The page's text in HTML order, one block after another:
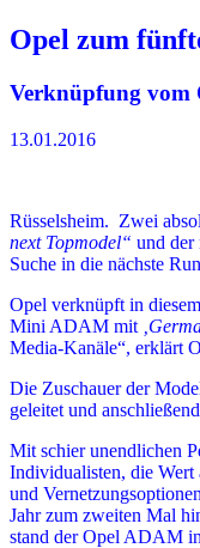
Opel zum
Verknüpfung vom
13.01.2016
Rüsselsheim. Zwei
next Topmodel“ und der
Suche in die nächste
Opel verknüpft in
Mini ADAM mit
Media-Kanäle“, erklärt
Die Zuschauer der
geleitet und
Mit schier unendlichen
Individualisten, die Wert
und
Jahr zum zweiten Mal
stand der Opel ADAM